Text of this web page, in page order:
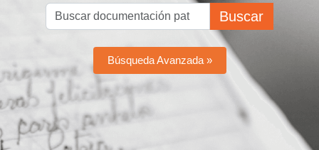
Buscar
Búsqueda Avanzada »